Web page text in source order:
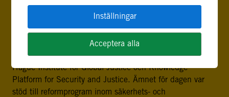
VAD RYMS I LÅDAN – OM REFORMPROGRAM OCH
26 maj, 2016
Jag och min kollega Frida befann oss nyligen i Haag, för
att delta i ett seminarium anordnat av Clingendael, The
Hague Institute for Global Justice och Knowledge
Platform for Security and Justice. Ämnet för dagen var
stöd till reformprogram inom säkerhets- och
Inställningar
Acceptera alla